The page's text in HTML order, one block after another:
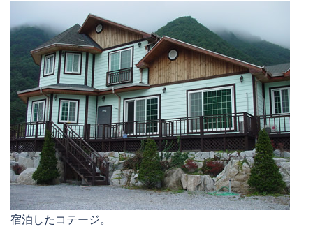
宿泊したコテージ。